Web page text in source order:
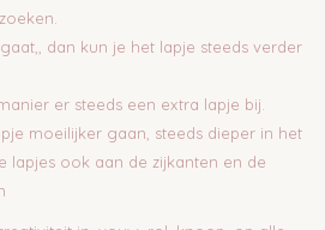
dan kun je het lapje steeds verder
er steeds een extra lapje bij.
moeilijker gaan, steeds dieper in het
lapjes ook aan de zijkanten en de